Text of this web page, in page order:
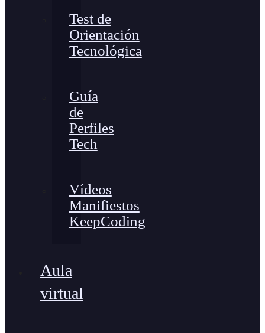
Test de
Orientación
Tecnológica
Guía
de
Perfiles
Tech
Vídeos
Manifiestos
KeepCoding
Aula
virtual